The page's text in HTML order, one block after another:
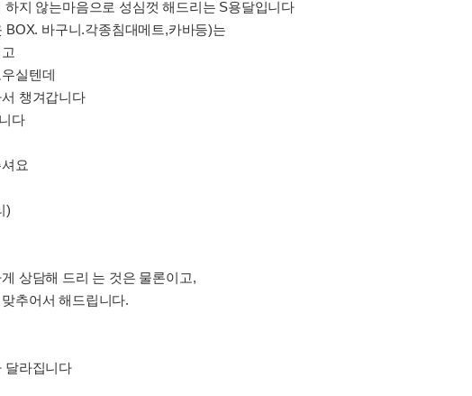
하지 않는마음으로 성심껏 해드리는 S용달입니다
BOX. 바구니.각종침대메트,카바등)는
실텐데
챙겨갑니다
다
요
)
상담해 드리 는 것은 물론이고,
추어서 해드립니다.
달라집니다